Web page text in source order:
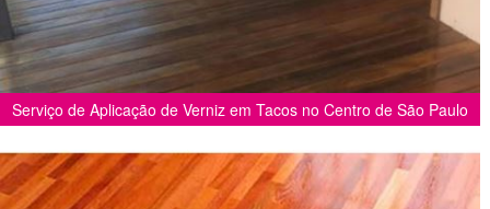
Serviço de Aplicação de Verniz em Tacos no Centro de São Paulo